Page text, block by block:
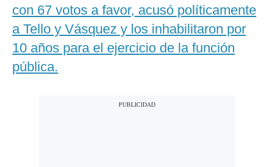
con 67 votos a favor, acusó políticamente
a Tello y Vásquez y los inhabilitaron por
10 años para el ejercicio de la función
pública.